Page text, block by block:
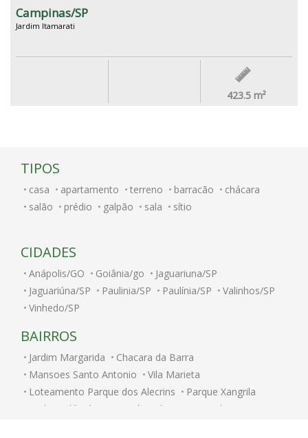
Campinas/SP
Jardim Itamarati
423.5 m²
TIPOS
casa apartamento terreno barracão
chácara
salão
prédio galpão sala sítio
CIDADES
Anápolis/GO Goiânia/go
Jaguariuna/SP
Jaguariúna/SP
Paulinia/SP Paulínia/SP
Valinhos/SP
Vinhedo/SP
BAIRROS
Jardim Margarida
Chacara da Barra
Mansoes Santo Antonio
Vila Marieta
Loteamento Parque dos Alecrins
Parque Xangrila
Jardim Nilópolis
Caminhos de San Conrado (Sousas)